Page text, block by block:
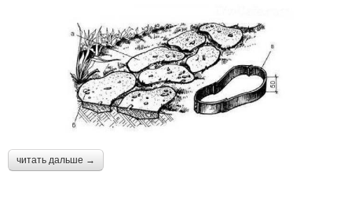
читать дальше →